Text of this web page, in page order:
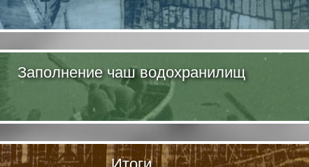
Заполнение чаш водохранилищ